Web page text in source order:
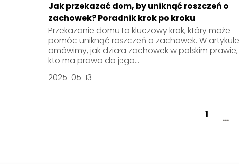
Jak przekazać dom, by uniknąć roszczeń o
zachowek? Poradnik krok po kroku
Przekazanie domu to kluczowy krok, który może
pomóc uniknąć roszczeń o zachowek. W artykule
omówimy, jak działa zachowek w polskim prawie,
kto ma prawo do jego...
2025-05-13
1 ...